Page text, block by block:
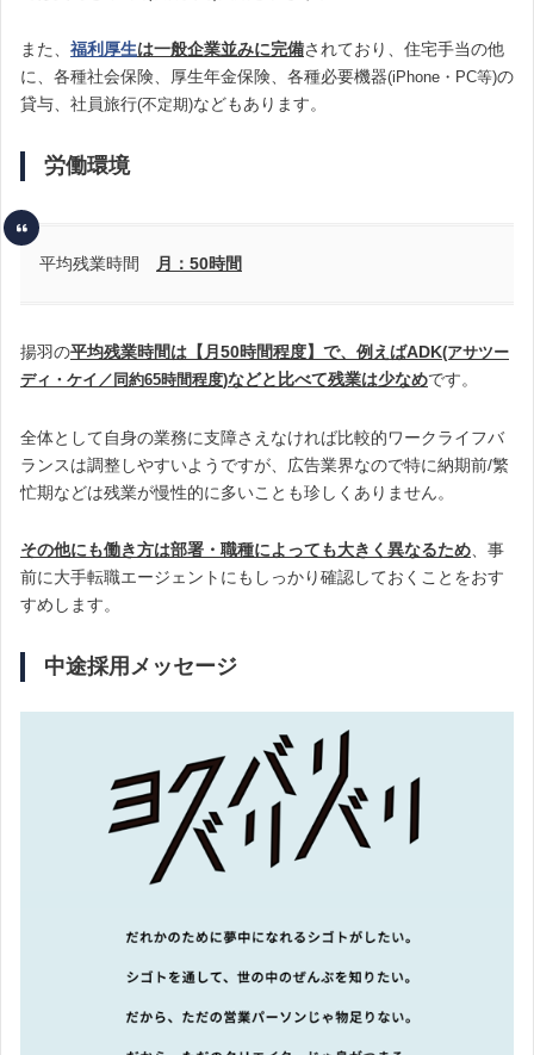
また、 福利厚生は一般企業並みに完備されており、住宅手当の他
に、各種社会保険、厚生年金保険、各種必要機器(iPhone・PC等)の
貸与、社員旅行(不定期)などもあります。
労働環境
平均残業時間 月：50時間
揚羽の平均残業時間は【月50時間程度】で、例えばADK(アサツー
ディ・ケイ／同約65時間程度)などと比べて残業は少なめです。
全体として自身の業務に支障さえなければ比較的ワークライフバ
ランスは調整しやすいようですが、広告業界なので特に納期前/繁
忙期などは残業が慢性的に多いことも珍しくありません。
その他にも働き方は部署・職種によっても大きく異なるため 、事
前に大手転職エージェントにもしっかり確認しておくことをおす
すめします。
中途採用メッセージ